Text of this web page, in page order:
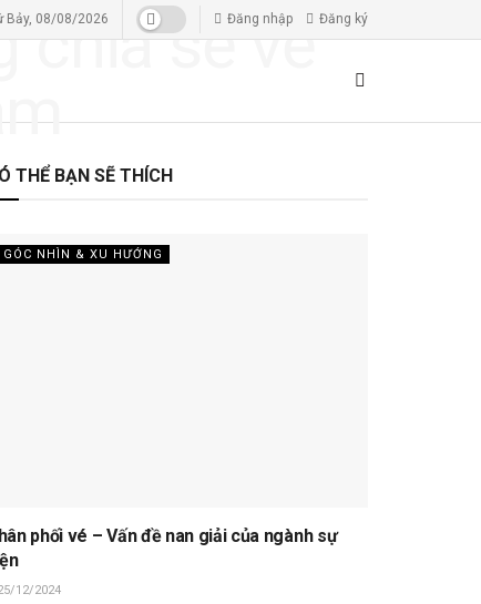
Bảy, 08/08/2026 Đăng nhập Đăng ký
THỂ BẠN SẼ THÍCH
GÓC NHÌN & XU HƯỚNG
phối vé – Vấn đề nan giải của ngành sự
12/2024